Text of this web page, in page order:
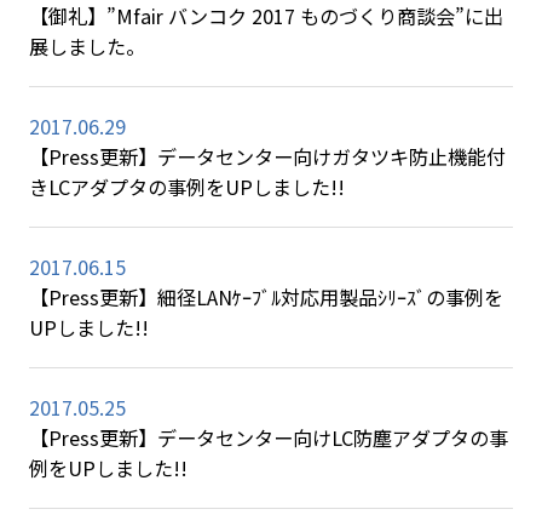
【御礼】”Mfair バンコク 2017 ものづくり商談会”に出
展しました。
2017.06.29
【Press更新】データセンター向けガタツキ防止機能付
きLCアダプタの事例をUPしました!!
2017.06.15
【Press更新】細径LANｹｰﾌﾞﾙ対応用製品ｼﾘｰｽﾞの事例を
UPしました!!
2017.05.25
【Press更新】データセンター向けLC防塵アダプタの事
例をUPしました!!